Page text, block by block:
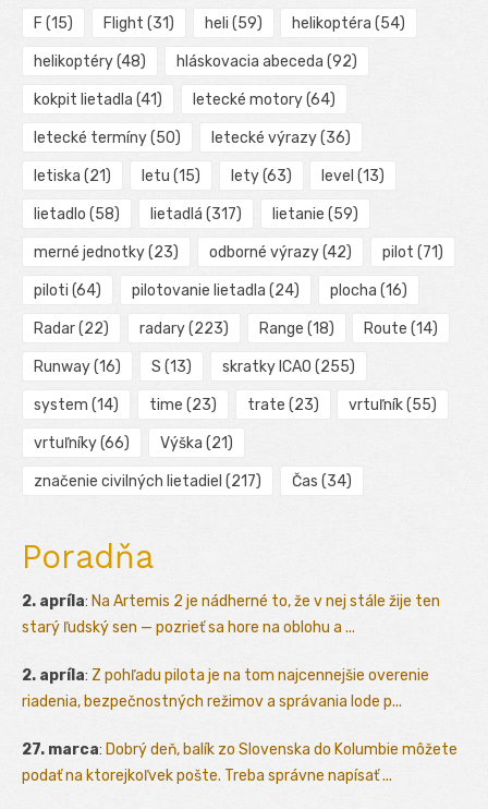
F (15) Flight (31) heli (59) helikoptéra (54)
helikoptéry(48) hláskovacia abeceda (92)
kokpit lietadla (41) letecké motory(64)
letecké termíny(50) letecké výrazy(36)
letiska (21) letu (15) lety(63) level (13)
lietadlo (58) lietadlá (317) lietanie (59)
merné jednotky(23) odborné výrazy(42) pilot (71)
piloti (64) pilotovanie lietadla (24) plocha (16)
Radar(22) radary(223) Range (18) Route (14)
Runway(16) S (13) skratky ICAO (255)
system (14) time (23) trate (23) vrtuľník(55)
vrtuľníky(66) Výška (21)
značenie civilných lietadiel (217) Čas (34)
Poradňa
2. apríla: Na Artemis 2 je nádherné to, že v nej stále žije ten
starý ľudský sen — pozrieť sa hore na oblohu a ...
2. apríla: Z pohľadu pilota je na tom najcennejšie overenie
riadenia, bezpečnostných režimov a správania lode p...
27. marca: Dobrý deň, balík zo Slovenska do Kolumbie môžete
podať na ktorejkoľvek pošte. Treba správne napísať ...